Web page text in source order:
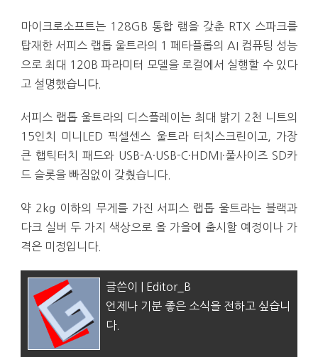
마이크로소프트는 128GB 통합 램을 갖춘 RTX 스파크를
탑재한 서피스 랩톱 울트라의 1 페타플롭의 AI 컴퓨팅 성능
으로 최대 120B 파라미터 모델을 로컬에서 실행할 수 있다
고 설명했습니다.
서피스 랩톱 울트라의 디스플레이는 최대 밝기 2천 니트의
15인치 미니LED 픽셀센스 울트라 터치스크린이고, 가장
큰 햅틱터치 패드와 USB-A·USB-C·HDMI·풀사이즈 SD카
드 슬롯을 빠짐없이 갖췄습니다.
약 2kg 이하의 무게를 가진 서피스 랩톱 울트라는 블랙과
다크 실버 두 가지 색상으로 올 가을에 출시할 예정이나 가
격은 미정입니다.
글쓴이 | Editor_B
언제나 기분 좋은 소식을 전하고 싶습니
다.